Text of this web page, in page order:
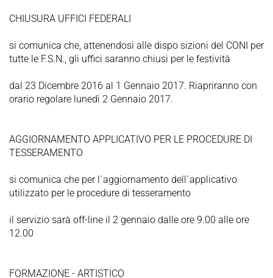
CHIUSURA UFFICI FEDERALI
si comunica che, attenendosi alle dispo sizioni del CONI per
tutte le F.S.N., gli uffici saranno chiusi per le festività
dal 23 Dicembre 2016 al 1 Gennaio 2017. Riapriranno con
orario regolare lunedì 2 Gennaio 2017.
AGGIORNAMENTO APPLICATIVO PER LE PROCEDURE DI
TESSERAMENTO
si comunica che per l´aggiornamento dell´applicativo
utilizzato per le procedure di tesseramento
il servizio sarà off-line il 2 gennaio dalle ore 9.00 alle ore
12.00
FORMAZIONE - ARTISTICO